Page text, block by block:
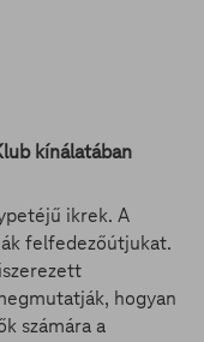
kínálatában
ikrek. A
felfedezőútjukat.
hogyan
számára a